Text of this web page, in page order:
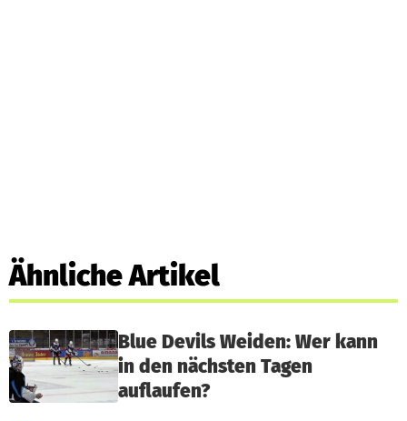
Ähnliche Artikel
Blue Devils Weiden: Wer kann
in den nächsten Tagen
auflaufen?